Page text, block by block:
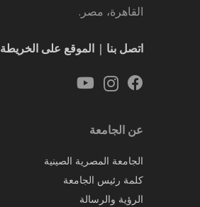
القاهرة، مصر.
اتصل بنا | الموقع على الخريطة
عن الجامعة
الجامعة المصرية الصينية
كلمة رئيس الجامعة
الرؤية والرسالة